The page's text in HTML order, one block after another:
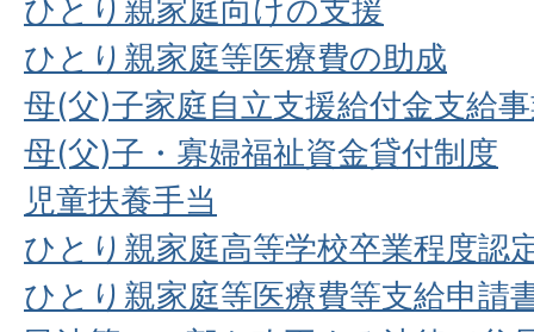
ひとり親家庭向けの支援
ひとり親家庭等医療費の助成
母(父)子家庭自立支援給付金支給
母(父)子・寡婦福祉資金貸付制度
児童扶養手当
ひとり親家庭高等学校卒業程度認
ひとり親家庭等医療費等支給申請